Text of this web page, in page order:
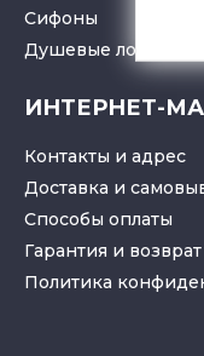
Cифоны
Душевые лотки
ИНТЕРНЕТ-
Контакты и адрес
Доставка и
Способы оплаты
Гарантия и
Политика